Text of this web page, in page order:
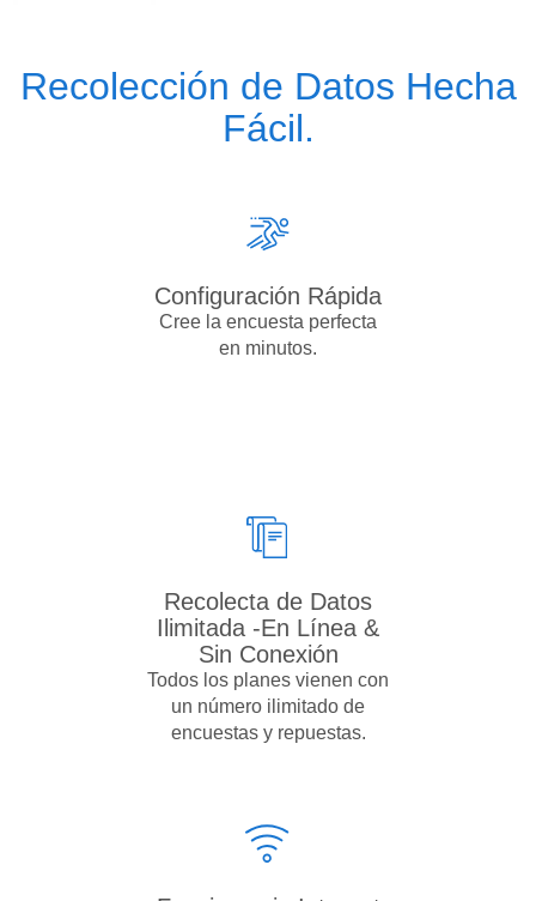
Recolección de Datos Hecha
Fácil.
Configuración Rápida
Cree la encuesta perfecta
en minutos.
Recolecta de Datos
Ilimitada -En Línea &
Sin Conexión
Todos los planes vienen con
un número ilimitado de
encuestas y repuestas.